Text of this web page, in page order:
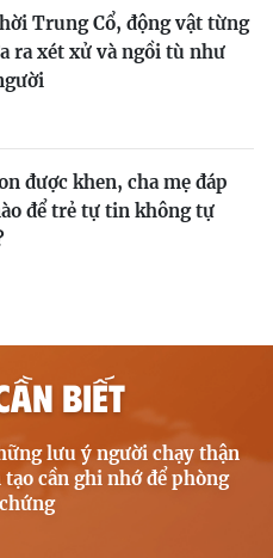
Trung Cổ, động vật từng
ra xét xử và ngồi tù như
được khen, cha mẹ đáp
để trẻ tự tin không tự
BIẾT
lưu ý người chạy thận
tạo cần ghi nhớ để phòng